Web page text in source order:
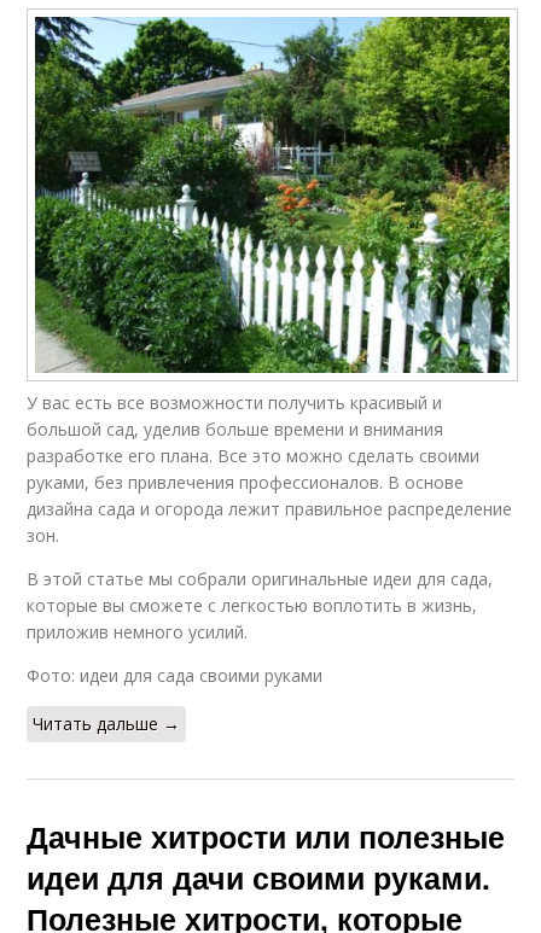
У вас есть все возможности получить красивый и
большой сад, уделив больше времени и внимания
разработке его плана. Все это можно сделать своими
руками, без привлечения профессионалов. В основе
дизайна сада и огорода лежит правильное распределение
зон.
В этой статье мы собрали оригинальные идеи для сада,
которые вы сможете с легкостью воплотить в жизнь,
приложив немного усилий.
Фото: идеи для сада своими руками
Читать дальше →
Дачные хитрости или полезные
идеи для дачи своими руками.
Полезные хитрости, которые